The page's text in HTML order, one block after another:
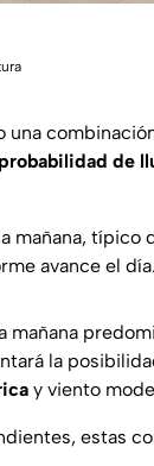
una
probabilidad de
mañana, típico
avance el día.
la
y viento
estas